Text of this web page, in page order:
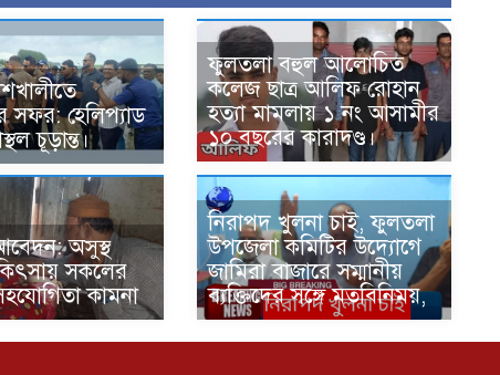
সফর: হেলিপ্যাড
চূড়ান্ত।
ফুলতলা বহুল আলোচিত
কলেজ ছাত্র আলিফ রোহান
হত্যা মামলায় ১ নং আসামীর
১০ বছরের কারাদণ্ড।
অসুস্থ
সকলের
কামনা
নিরাপদ খুলনা চাই, ফুলতলা
উপজেলা কমিটির উদ্যোগে
জামিরা বাজারে সম্মানীয়
ব্যক্তিদের সঙ্গে মতবিনিময়,